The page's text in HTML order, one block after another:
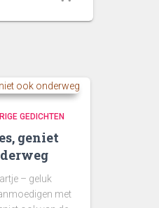
GEDICHTEN
geniet
– geluk
met